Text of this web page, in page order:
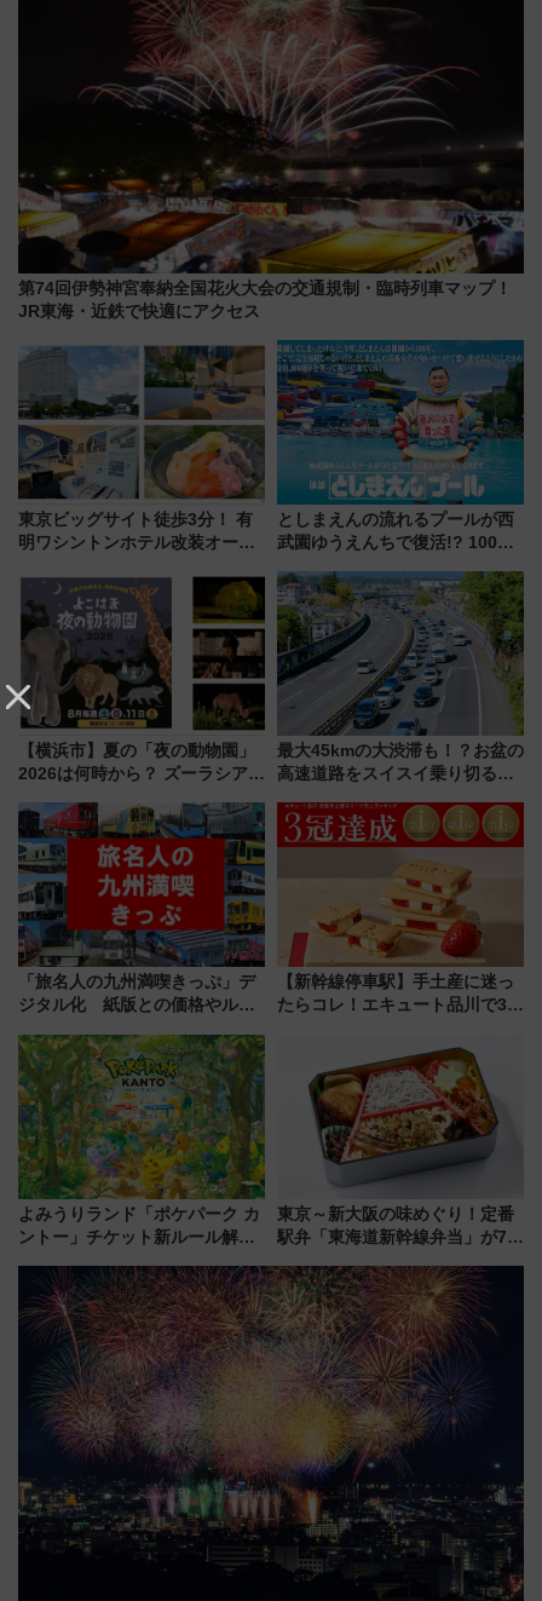
第74回伊勢神宮奉納全国花火大会の交通規制・臨時列車マップ！
JR東海・近鉄で快適にアクセス
東京ビッグサイト徒歩3分！ 有
明ワシントンホテル改装オープ
客室」や海鮮丼が人気の朝食ビ
ュッフェを現地レポ
としまえんの流れるプールが西
武園ゆうえんちで復活!? 100周
イダー」に注目 2026年夏は所
沢へ遊びに行こう
【横浜市】夏の「夜の動物園」
2026は何時から？ ズーラシア・
見どころ、限定イベントを徹底
解説！
最大45kmの大渋滞も！？お盆の
高速道路をスイスイ乗り切る快
「旅名人の九州満喫きっぷ」デ
ジタル化 紙版との価格やルー
【新幹線停車駅】手土産に迷っ
たらコレ！エキュート品川で3年
産スイーツとは？
よみうりランド「ポケパーク カ
ントー」チケット新ルール解
本人確認が11月スタート
東京～新大阪の味めぐり！定番
駅弁「東海道新幹線弁当」が7月